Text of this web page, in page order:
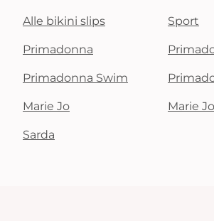
Alle bikini slips Sport
Primadonna
Primadonna Swim
Marie Jo Marie
Sarda